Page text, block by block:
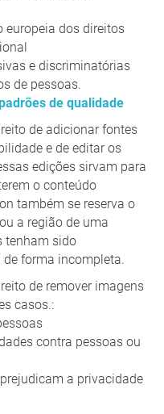
europeia dos direitos
e discriminatórias
de pessoas.
de qualidade
de adicionar fontes
e de editar os
edições sirvam para
o conteúdo
também se reserva o
a região de uma
tenham sido
forma incompleta.
de remover imagens
casos.:
contra pessoas ou
a privacidade